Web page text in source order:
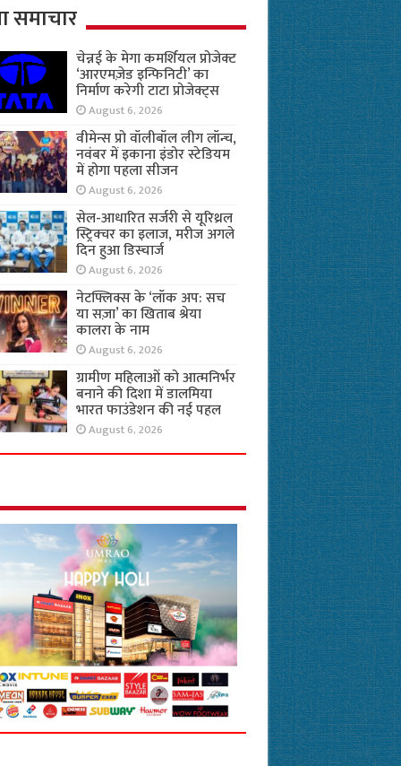
समाचार
चेन्नई के मेगा कमर्शियल प्रोजेक्ट
‘आरएमज़ेड इन्फिनिटी’ का
निर्माण करेगी टाटा प्रोजेक्ट्स
August 6, 2026
वीमेन्स प्रो वॉलीबॉल लीग लॉन्च,
नवंबर में इकाना इंडोर स्टेडियम
में होगा पहला सीजन
August 6, 2026
सेल-आधारित सर्जरी से यूरिथ्रल
स्ट्रिक्चर का इलाज, मरीज अगले
दिन हुआ डिस्चार्ज
August 6, 2026
नेटफ्लिक्स के ‘लॉक अप: सच
या सज़ा’ का खिताब श्रेया
कालरा के नाम
August 6, 2026
ग्रामीण महिलाओं को आत्मनिर्भर
बनाने की दिशा में डालमिया
भारत फाउंडेशन की नई पहल
August 6, 2026